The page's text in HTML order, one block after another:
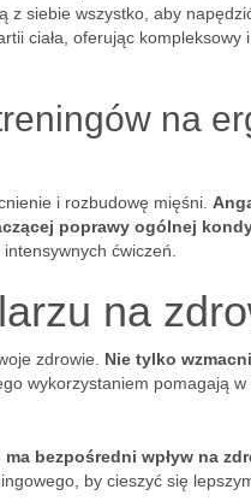
siebie wszystko, aby
ciała, oferując kompleksowy
na
i rozbudowę mięśni.
poprawy ogólnej
ćwiczeń.
na
zdrowie. Nie tylko
wykorzystaniem pomagają
bezpośredni wpływ na
by cieszyć się